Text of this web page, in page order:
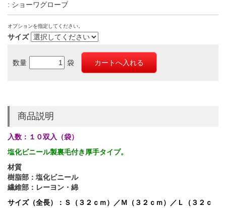
: ショーワグローブ
オプションを指定してください。
サイズ
数量 袋
商品説明
入数：１０双入（袋）
塩化ビニール製裏毛付き厚手タイプ。
材質
樹脂部：塩化ビニール
繊維部：レーヨン・綿
サイズ（全長）：Ｓ（３２ｃｍ）／Ｍ（３２ｃｍ）／Ｌ（３２ｃ